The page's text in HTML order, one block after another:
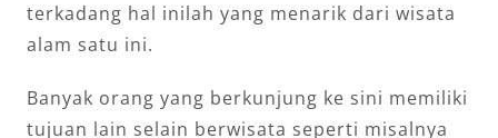
terkadang hal inilah yang menarik dari wisata
alam satu ini.
Banyak orang yang berkunjung ke sini memiliki
tujuan lain selain berwisata seperti misalnya